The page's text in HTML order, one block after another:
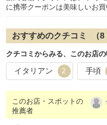
に携帯クーポンは美味しいお
おすすめのクチコミ （8
クチコミからみる、このお店
イタリアン 2 手頃
このお店・スポットの
推薦者